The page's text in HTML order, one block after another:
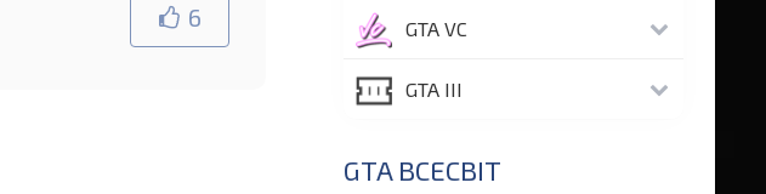
6 GTA VC
GTA III
GTA ВСЕСВІТ